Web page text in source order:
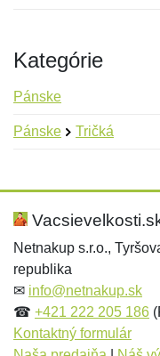
Kategórie
Pánske
Pánske Tričká
Hodnotenie:
Meno:*
Meno:
E-mail:*
Netnakup s.r.o.,
republika
✉ info@netnakup.sk
☎ +421 222 205 186
Kontaktný formulár